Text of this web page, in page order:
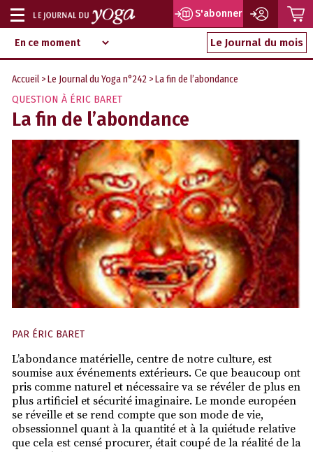
Aller
au
contenu
d‘information
indépendant
Afficher
ou
masquer
la
navigation
S'abonner
Le Journal du mois
Accueil >Le Journal du Yoga n°242 > La fin de l’abondance
QUESTION À ÉRIC BARET
La fin de l’abondance
PAR ÉRIC BARET
L’abondance matérielle, centre de notre culture, est
soumise aux événements extérieurs. Ce que beaucoup ont
pris comme naturel et nécessaire va se révéler de plus en
plus artificiel et sécurité imaginaire. Le monde européen
se réveille et se rend compte que son mode de vie,
obsessionnel quant à la quantité et à la quiétude relative
que cela est censé procurer, était coupé de la réalité de la